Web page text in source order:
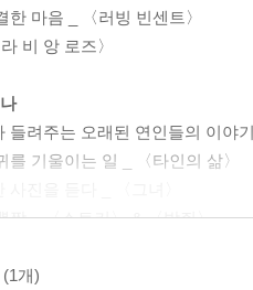
한 마음 _ 〈러빙 빈센트〉
비 앙 로즈〉
들려주는 오래된 연인들의 이야
를 기울이는 일 _ 〈타인의 삶〉
짝 _ 〈스토커〉 & 〈박쥐〉
사랑의 노래들 _ 〈쉘부르의 우
(1개)